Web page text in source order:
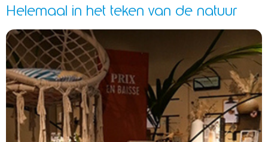
Helemaal in het teken van de natuur